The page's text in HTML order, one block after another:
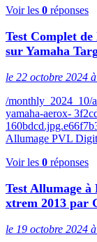
Voir les 0 réponses
Test Complet
sur Yamaha
le 22 octobre 2024
/monthly_2024_10/
yamaha-aerox-
Allumage PVL
Voir les 0 réponses
Test Allumage
xtrem 2013 par
le 19 octobre 2024